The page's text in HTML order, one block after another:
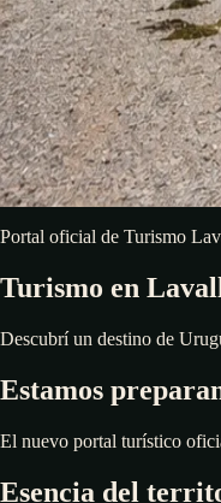
Portal oficial de Turismo
Turismo en
Descubrí un destino de
Estamos
El nuevo portal turístico
Esencia del